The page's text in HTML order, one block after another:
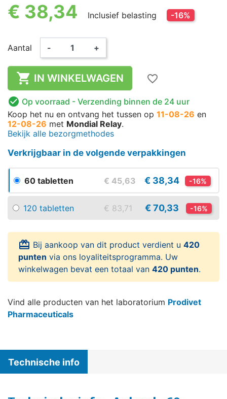
€ 38,34 Inclusief belasting -16%
Aantal - +
 IN WINKELWAGEN
favorite_border
 Op voorraad - Verzending binnen de 24 uur
Koop het nu en ontvang het tussen op 11-08-26 en
12-08-26 met Mondial Relay.
Bekijk alle bezorgmethodes
Verkrijgbaar in de volgende verpakkingen
60 tabletten € 45,63 € 38,34 -16%
120 tabletten € 83,71 € 70,33 -16%
card_giftcard Bij aankoop van dit product verdient u 420
punten via ons loyaliteitsprogramma. Uw
winkelwagen bevat een totaal van 420 punten.
Vind alle producten van het laboratorium Prodivet
Pharmaceuticals
Technische info